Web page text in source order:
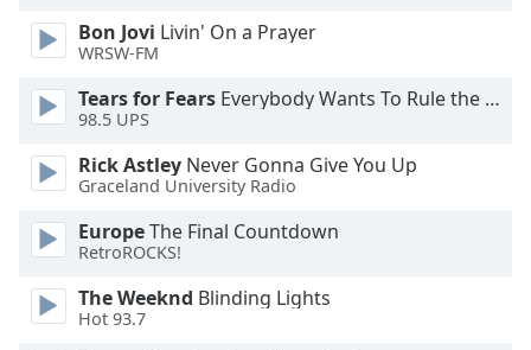
Opacity
Font
Text
Style
Font
Family
Bon Jovi Livin' On a Prayer
WRSW-FM
Tears for Fears Everybody Wants To Rule the World
98.5 UPS
Rick Astley Never Gonna Give You Up
Graceland University Radio
EuropeThe Final Countdown
RetroROCKS!
The Weeknd Blinding Lights
Hot 93.7